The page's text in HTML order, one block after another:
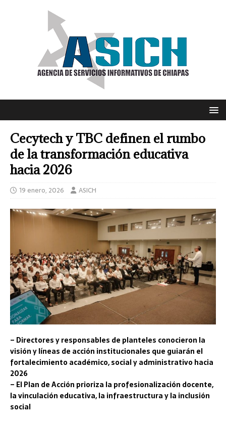
Cecytech y TBC definen el rumbo
de la transformación educativa
hacia 2026
19 enero, 2026 ASICH
– Directores y responsables de planteles conocieron la
visión y líneas de acción institucionales que guiarán el
fortalecimiento académico, social y administrativo hacia
2026
– El Plan de Acción prioriza la profesionalización docente,
la vinculación educativa, la infraestructura y la inclusión
social